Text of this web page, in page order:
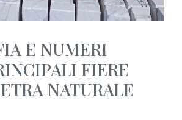
E NUMERI
FIERE
NATURALE